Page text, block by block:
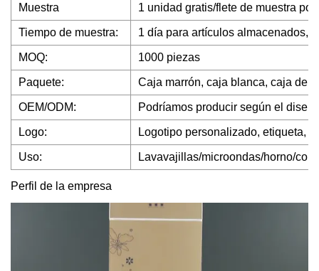
Muestra 1 unidad gratis/flete de muestra por
Tiempo de muestra: 1 día para artículos almacenados,
MOQ: 1000 piezas
Paquete: Caja marrón, caja blanca, caja de
OEM/ODM: Podríamos producir según el
Logo: Logotipo personalizado, etiqueta,
Uso: Lavavajillas/microondas/horno/
Perfil de la empresa